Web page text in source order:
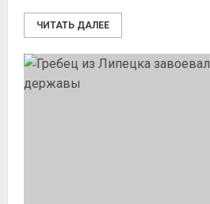
ЧИТАТЬ ДАЛЕЕ